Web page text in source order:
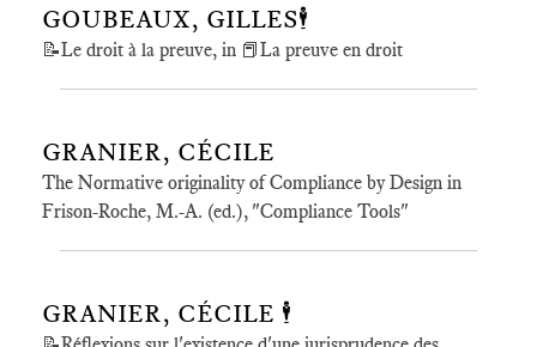
GOUBEAUX, GILLES🕴️
📝Le droit à la preuve, in 📕La preuve en droit
GRANIER, CÉCILE
The Normative originality of Compliance by Design in
Frison-Roche, M.-A. (ed.), "Compliance Tools"
GRANIER, CÉCILE 🕴️